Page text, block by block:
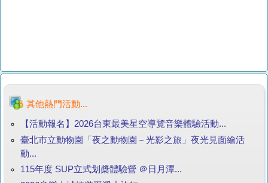
其他熱門活動...
【活動報名】2026台東最美星空導覽音樂體驗活動...
臺北市立動物園「夜之動物園－光影之旅」夜光見面繪活
動...
115年度 SUP立式划槳體驗營 ＠日月潭...